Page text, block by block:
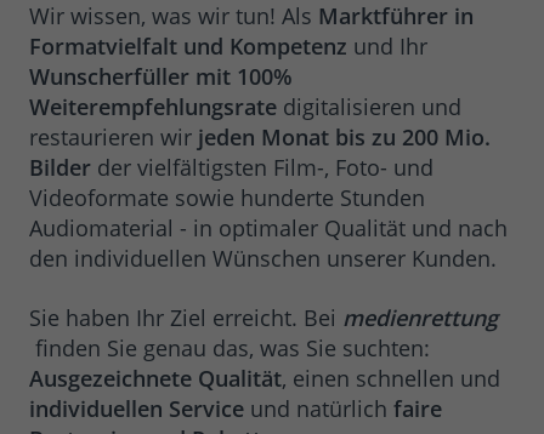
Wir wissen, was wir tun! Als Marktführer in
Formatvielfalt und Kompetenz und Ihr
Wunscherfüller mit 100%
Weiterempfehlungsrate digitalisieren und
restaurieren wir jeden Monat bis zu 200 Mio.
Bilder der vielfältigsten Film-, Foto- und
Videoformate sowie hunderte Stunden
Audiomaterial - in optimaler Qualität und nach
den individuellen Wünschen unserer Kunden.
Sie haben Ihr Ziel erreicht. Bei medienrettung
finden Sie genau das, was Sie suchten:
Ausgezeichnete Qualität, einen schnellen und
individuellen Service und natürlich faire